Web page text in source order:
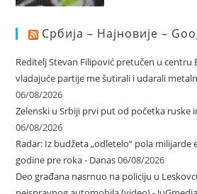
Србија – Најновије –
Reditelj Stevan Filipović pretučen u centru
vladajuće partije me šutirali i udarali
06/08/2026
Zelenski u Srbiji prvi put od početka ruske
06/08/2026
Radar: Iz budžeta „odletelo“ pola milijarde
godine pre roka - Danas06/08/2026
Deo građana nasrnuo na policiju u